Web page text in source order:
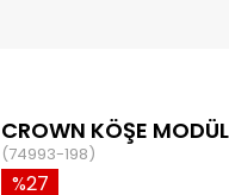
CROWN KÖŞE MODÜL
(74993-198)
27